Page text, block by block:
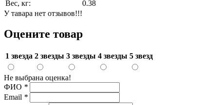
Вес, кг:
0.38
У тавара нет отзывов!!!
Оцените товар
1 звезда 2 звезды 3 звезды 4 звезды 5 звезд
Не выбрана оценка!
ФИО *
Email *